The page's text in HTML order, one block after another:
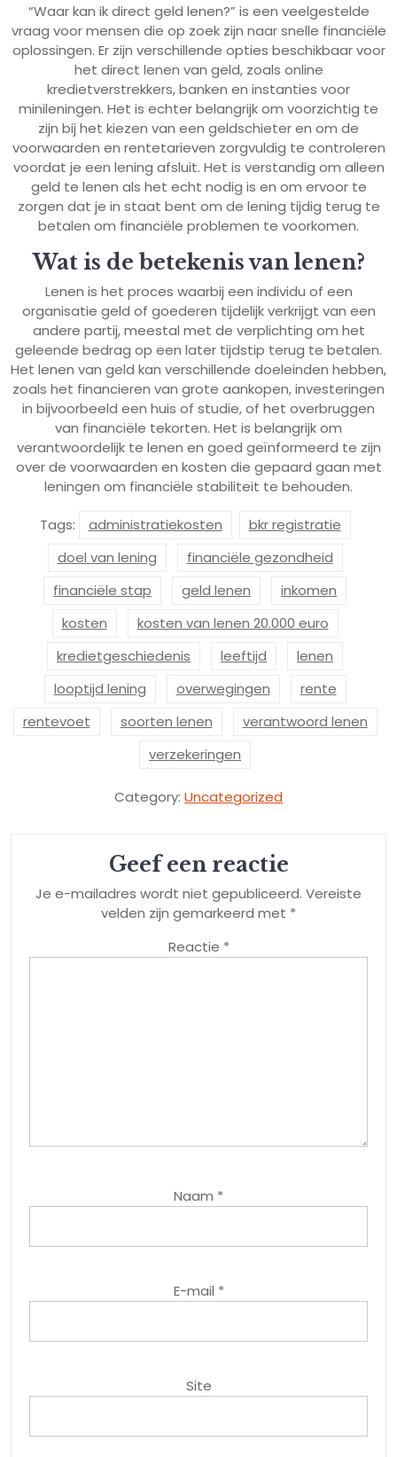
“Waar kan ik direct geld lenen?” is een veelgestelde
vraag voor mensen die op zoek zijn naar snelle financiële
oplossingen. Er zijn verschillende opties beschikbaar voor
het direct lenen van geld, zoals online
kredietverstrekkers, banken en instanties voor
minileningen. Het is echter belangrijk om voorzichtig te
zijn bij het kiezen van een geldschieter en om de
voorwaarden en rentetarieven zorgvuldig te controleren
voordat je een lening afsluit. Het is verstandig om alleen
geld te lenen als het echt nodig is en om ervoor te
zorgen dat je in staat bent om de lening tijdig terug te
betalen om financiële problemen te voorkomen.
Wat is de betekenis van lenen?
Lenen is het proces waarbij een individu of een
organisatie geld of goederen tijdelijk verkrijgt van een
andere partij, meestal met de verplichting om het
geleende bedrag op een later tijdstip terug te betalen.
Het lenen van geld kan verschillende doeleinden hebben,
zoals het financieren van grote aankopen, investeringen
in bijvoorbeeld een huis of studie, of het overbruggen
van financiële tekorten. Het is belangrijk om
verantwoordelijk te lenen en goed geïnformeerd te zijn
over de voorwaarden en kosten die gepaard gaan met
leningen om financiële stabiliteit te behouden.
Tags: administratiekosten
bkr registratie
doel van lening
financiële gezondheid
financiële stap
geld lenen
inkomen
kosten
kosten van lenen 20.000 euro
kredietgeschiedenis
leeftijd
lenen
looptijd lening
overwegingen
rente
rentevoet
soorten lenen
verantwoord lenen
verzekeringen
Category: Uncategorized
Geef een reactie
Je e-mailadres wordt niet gepubliceerd. Vereiste
velden zijn gemarkeerd met *
Reactie *
Naam *
E-mail *
Site